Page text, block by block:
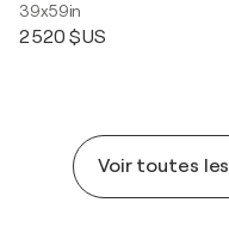
39x59in
2 520 $US
Voir toutes